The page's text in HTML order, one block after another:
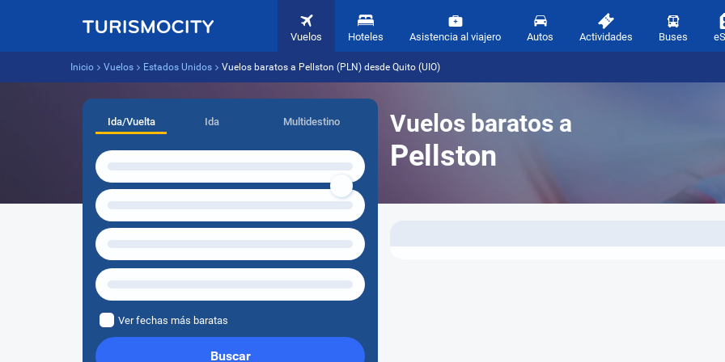
Vuelos Hoteles Asistencia al viajero Autos Actividades Buses
Inicio Vuelos Estados Unidos Vuelos baratos a Pellston (PLN) desde Quito (UIO)
Vuelos baratos a
Pellston
Ida/Vuelta Ida Multidestino
Ver fechas más baratas
Buscar